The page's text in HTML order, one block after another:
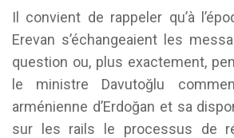
Il convient de rappeler qu’à
Erevan s’échangeaient les
question ou, plus exactement,
le ministre Davutoğlu
arménienne d’Erdoğan et sa
sur les rails le processus de